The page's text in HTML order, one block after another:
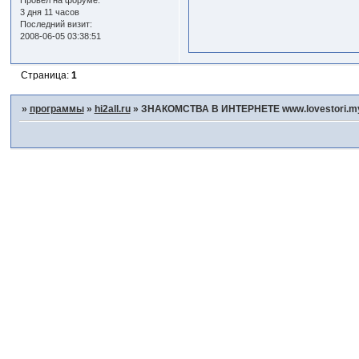
3 дня 11 часов
Последний визит:
2008-06-05 03:38:51
Страница: 1
» программы » hi2all.ru » ЗНАКОМСТВА В ИНТЕРНЕТЕ